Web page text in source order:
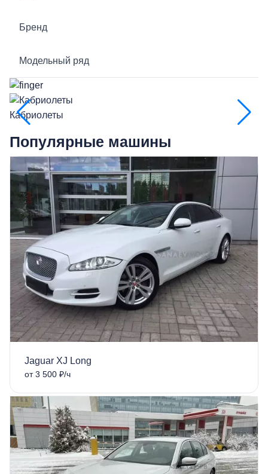
Бренд
Модельный ряд
Кабриолеты
Популярные машины
Jaguar XJ Long
от 3 500 ₽/ч